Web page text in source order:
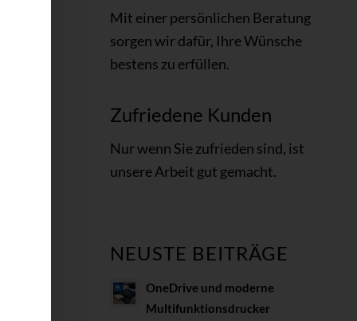
Mit einer persönlichen Beratung
sorgen wir dafür, Ihre Wünsche
bestens zu erfüllen.
Zufriedene Kunden
Nur wenn Siezufrieden sind, ist
unsere Arbeit gut gemacht.
NEUSTE BEITRÄGE
OneDrive und moderne
Multifunktionsdrucker